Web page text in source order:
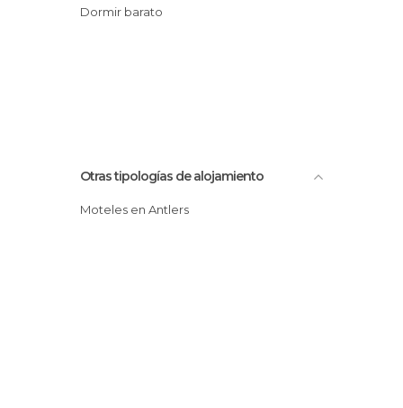
Dormir barato
Otras tipologías de alojamiento
Moteles en Antlers